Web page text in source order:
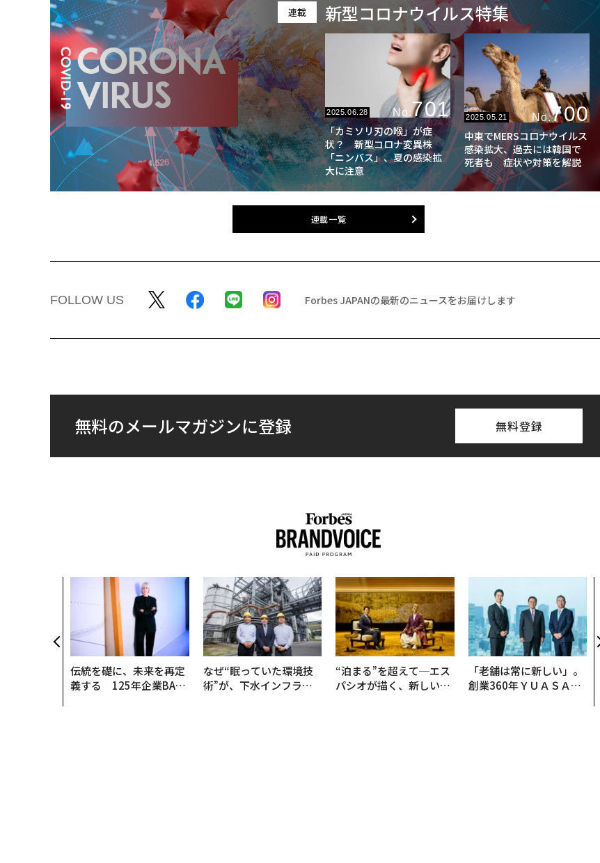
連載 新型コロナウイルス特集
2025.06.28 No.701
「カミソリ刃の喉」が症
状？ 新型コロナ変異株
「ニンバス」、夏の感染拡
大に注意
2025.05.21 No.700
中東でMERSコロナウイルス
感染拡大、過去には韓国で
死者も 症状や対策を解説
連載一覧
FOLLOW US Forbes JAPANの最新のニュースをお届けします
無料のメールマガジンに登録 無料登録
伝統を礎に、未来を再定
義する 125年企業BAT
なぜ“眠っていた環境技
術”が、下水インフラを
“泊まる”を超えて─エス
パシオが描く、新しい日
「老舗は常に新しい」。
創業360年ＹＵＡＳＡと